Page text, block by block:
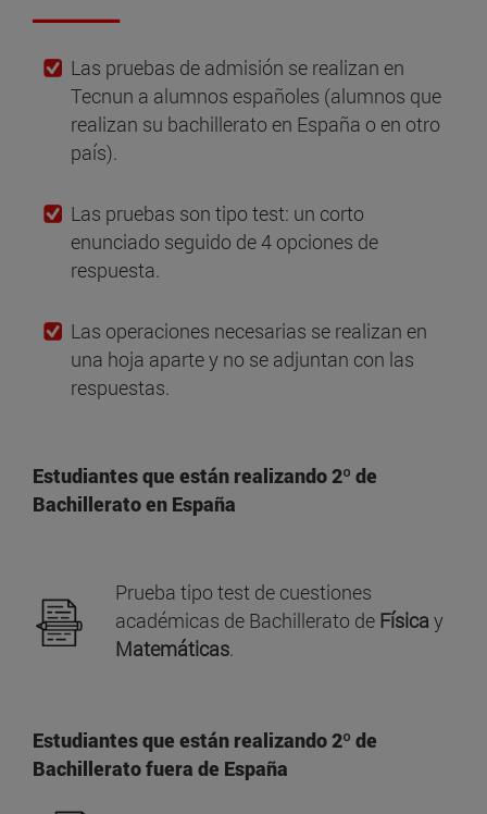
Las pruebas de admisión se realizan en
Tecnun a alumnos españoles (alumnos que
realizan su bachillerato en España o en otro
país).
​Las pruebas son tipo test: un corto
enunciado seguido de 4 opciones de
respuesta.
Las operaciones necesarias se realizan en
una hoja aparte y no se adjuntan con las
respuestas.
Estudiantes que están realizando 2º de
Bachillerato en España
Prueba tipo test de cuestiones
académicas de Bachillerato de Física y
Matemáticas.
Estudiantes que están realizando 2º de
Bachillerato fuera de España